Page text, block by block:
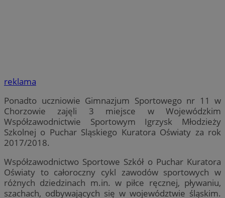
reklama
Ponadto uczniowie Gimnazjum Sportowego nr 11 w
Chorzowie zajęli 3 miejsce w Wojewódzkim
Współzawodnictwie Sportowym Igrzysk Młodzieży
Szkolnej o Puchar Sląskiego Kuratora Oświaty za rok
2017/2018.
Współzawodnictwo Sportowe Szkół o Puchar Kuratora
Oświaty to całoroczny cykl zawodów sportowych w
różnych dziedzinach m.in. w piłce ręcznej, pływaniu,
szachach, odbywających się w województwie śląskim.